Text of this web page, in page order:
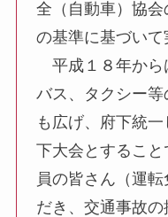
全（自動車）協
の基準に基づいて
平成１８年から
バス、タクシー
も広げ、府下統
下大会とするこ
員の皆さん（運
だき、交通事故